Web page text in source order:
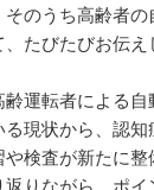
のうち高齢者
たびたびお伝え
運転者による自
現状から、認
検査が新たに整
りながら、ポイ